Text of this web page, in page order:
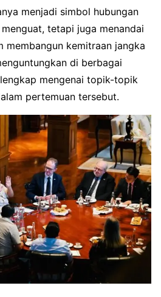
menjadi simbol hubungan
tetapi juga menandai
membangun kemitraan jangka
di berbagai
mengenai topik-topik
pertemuan tersebut.